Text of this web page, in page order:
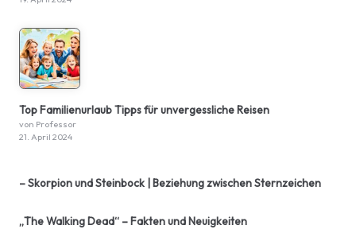
Top Familienurlaub Tipps für unvergessliche Reisen
von Professor
21. April 2024
– Skorpion und Steinbock | Beziehung zwischen Sternzeichen
„The Walking Dead“ – Fakten und Neuigkeiten